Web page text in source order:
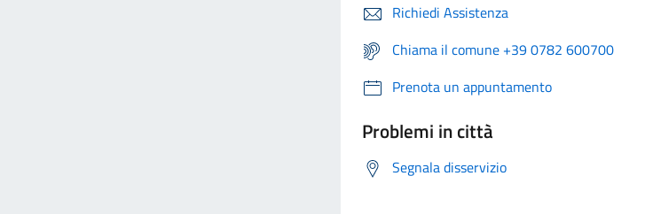
Richiedi Assistenza
Chiama il comune +39 0782 600700
Prenota un appuntamento
Problemi in città
Segnala disservizio